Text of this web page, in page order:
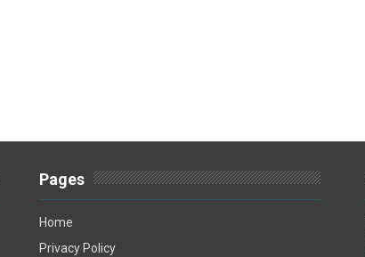
Pages
Home
Privacy Policy